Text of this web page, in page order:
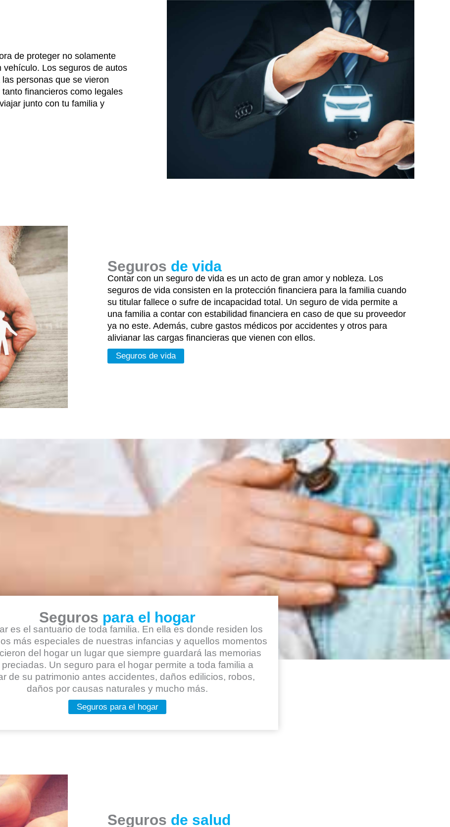
de proteger no solamente
Los seguros de autos
personas que se vieron
financieros como legales
junto con tu familia y
Seguros de vida
Contar con un seguro de vida es un acto de gran amor y nobleza. Los
seguros de vida consisten en la protección financiera para la familia cuando
su titular fallece o sufre de incapacidad total. Un seguro de vida permite a
una familia a contar con estabilidad financiera en caso de que su proveedor
ya no este. Además, cubre gastos médicos por accidentes y otros para
alivianar las cargas financieras que vienen con ellos.
Seguros de vida
Seguros para el hogar
es el santuario de toda familia. En ella es donde residen los
más especiales de nuestras infancias y aquellos momentos
del hogar un lugar que siempre guardará las memorias
preciadas. Un seguro para el hogar permite a toda familia a
de su patrimonio antes accidentes, daños edilicios, robos,
daños por causas naturales y mucho más.
Seguros para el hogar
Seguros de salud